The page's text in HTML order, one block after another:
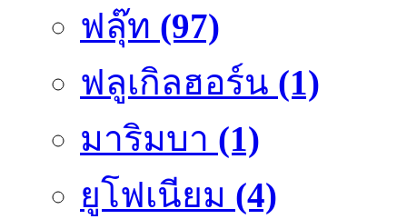
ฟลุ๊ท (97)
ฟลูเกิลฮอร์น (1)
มาริมบา (1)
ยูโฟเนียม (4)